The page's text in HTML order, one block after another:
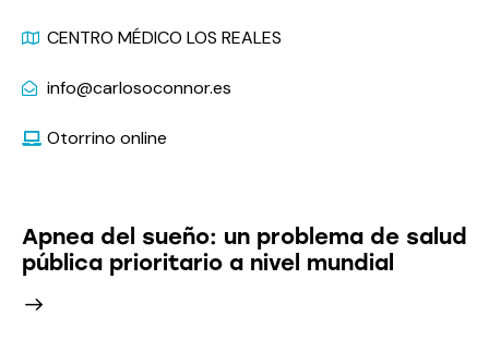
CENTRO MÉDICO LOS REALES
info@carlosoconnor.es
Otorrino online
Apnea del sueño: un problema de salud
pública prioritario a nivel mundial